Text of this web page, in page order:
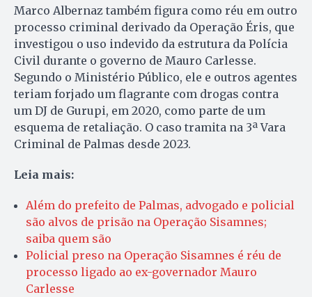
Marco Albernaz também figura como réu em outro
processo criminal derivado da Operação Éris, que
investigou o uso indevido da estrutura da Polícia
Civil durante o governo de Mauro Carlesse.
Segundo o Ministério Público, ele e outros agentes
teriam forjado um flagrante com drogas contra
um DJ de Gurupi, em 2020, como parte de um
esquema de retaliação. O caso tramita na 3ª Vara
Criminal de Palmas desde 2023.
Leia mais:
Além do prefeito de Palmas, advogado e policial
são alvos de prisão na Operação Sisamnes;
saiba quem são
Policial preso na Operação Sisamnes é réu de
processo ligado ao ex-governador Mauro
Carlesse